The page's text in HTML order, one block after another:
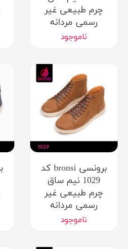
چرم طبیعی غیر
رسمی مردانه
ناموجود
برونسی bronsi کد
1029 نیم ساق
چرم طبیعی غیر
رسمی مردانه
ناموجود